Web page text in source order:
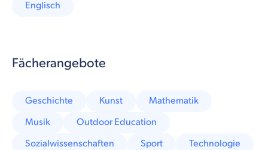
Englisch
Fächerangebote
Geschichte Kunst
Mathematik
Musik
Outdoor Education
Sozialwissenschaften
Sport Technologie